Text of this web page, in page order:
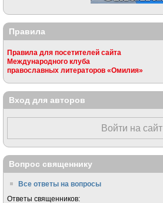
Правила
Правила для посетителей сайта
Международного клуба
православных литераторов «Омилия»
Вход для авторов
Войти на сайт
Вопрос священнику
Все ответы на вопросы
Ответы священников: